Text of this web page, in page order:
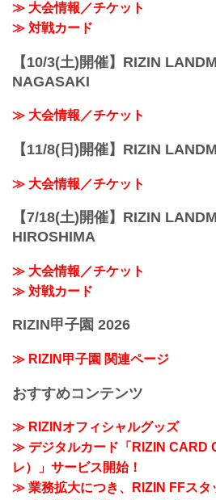
≫ 大会情報／チケット
≫ 対戦カード
【10/3(土)開催】RIZIN
NAGASAKI
≫ 大会情報／チケット
【11/8(日)開催】RIZIN
≫ 大会情報／チケット
【7/18(土)開催】RIZIN
HIROSHIMA
≫ 大会情報／チケット
≫ 対戦カード
RIZIN甲子園 2026
≫ RIZIN甲子園 関連ページ
おすすめコンテンツ
≫ RIZINオフィシャルグッズ
≫ デジタルカード「RIZIN CARD
レ）」サービス開始！
≫ 業務拡大につき、RIZIN FFスタ